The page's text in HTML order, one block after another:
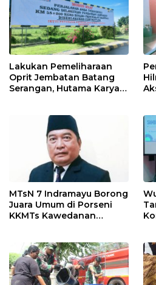
Lakukan Pemeliharaan
Oprit Jembatan Batang
Serangan, Hutama Karya
MTsN 7 Indramayu Borong
Juara Umum di Porseni
KKMTs Kawedanan